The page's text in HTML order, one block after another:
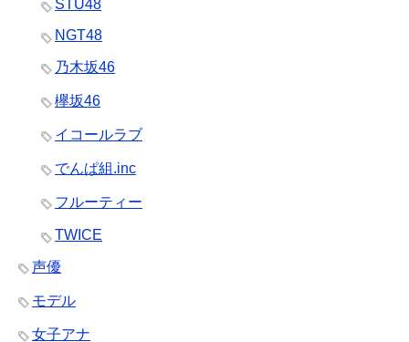
STU48
NGT48
乃木坂46
欅坂46
イコールラブ
でんぱ組.inc
フルーティー
TWICE
声優
モデル
女子アナ